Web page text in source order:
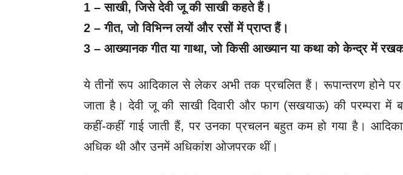
1 – साखी, जिसे देवी जू की साखी कहते हैं।
2 – गीत, जो विभिन्न लयों और रसों में प्राप्त हैं।
3 – आख्यानक गीत या गाथा, जो किसी आख्यान या कथा को केन्द्र में
ये तीनों रूप आदिकाल से लेकर अभी तक प्रचलित हैं। रूपान्तरण होने
जाता है। देवी जू की साखी दिवारी और फाग (सखयाऊ) की परम्परा में
कहीं-कहीं गाई जाती हैं, पर उनका प्रचलन बहुत कम हो गया है।
अधिक थी और उनमें अधिकांश ओजपरक थीं।